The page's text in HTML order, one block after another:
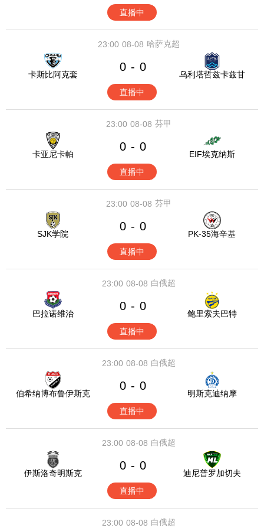
直播中
08-08
23:00 哈萨克超
卡斯比阿克套
0 - 0
乌利塔哲兹卡兹甘
直播中
08-08
23:00 芬甲
卡亚尼卡帕
0 - 0
EIF埃克纳斯
直播中
08-08
23:00 芬甲
SJK学院
0 - 0
PK-35海辛基
直播中
08-08
23:00 白俄超
巴拉诺维治
0 - 0
鲍里索夫巴特
直播中
08-08
23:00 白俄超
伯希纳博布鲁伊斯克
0 - 0
明斯克迪纳摩
直播中
08-08
23:00 白俄超
伊斯洛奇明斯克
0 - 0
迪尼普罗加切夫
直播中
08-08
23:00 白俄超